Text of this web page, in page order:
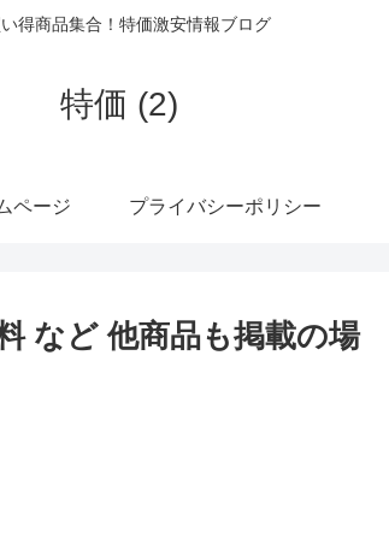
得商品集合！特価激安情報ブログ
特価 (2)
ページ プライバシーポリシー
など 他商品も掲載の場